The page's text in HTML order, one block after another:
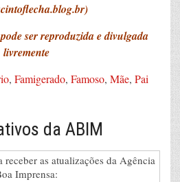
ser reproduzida e divulgada
livremente
, Famigerado, Famoso, Mãe, Pai
da ABIM
receber as atualizações da Agência
Imprensa: